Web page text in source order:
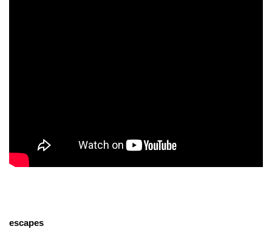
escapes